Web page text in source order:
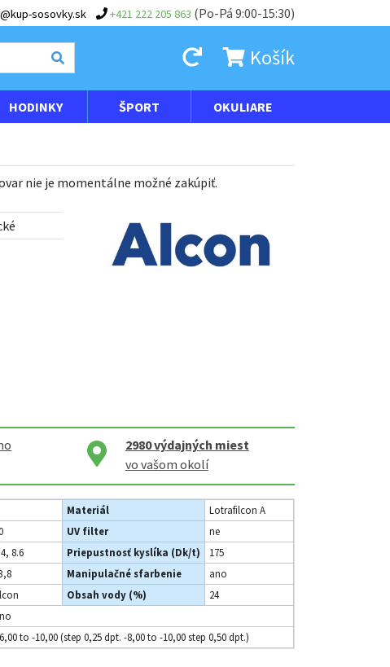
sosovky.sk +421 222 205 863 (Po-Pá 9:00-15:30)
Košík
HODINKY ŠPORT OKULIARE
nie je momentálne možné zakúpiť.
2980výdajných miest
vo vašom okolí
Materiál
Lotrafilcon A
UV filter
ne
8.6 Priepustnosť kyslíka (Dk/t)
175
Manipulačné sfarbenie
ano
Obsah vody (%)
24
to -10,00 (step 0,25 dpt. -8,00 to -10,00 step 0,50 dpt.)